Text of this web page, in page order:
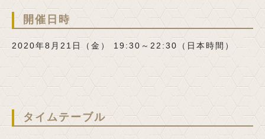
開催日時
2020年8月21日（金） 19:30～22:30（日本時間）
タイムテーブル